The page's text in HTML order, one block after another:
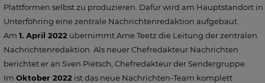
Plattformen selbst zu produzieren. Dafür wird am Hauptstandort in
Unterföhring eine zentrale Nachrichtenredaktion aufgebaut.
Am 1. April 2022 übernimmt Arne Teetz die Leitung der zentralen
Nachrichtenredaktion. Als neuer Chefredakteur Nachrichten
berichtet er an Sven Pietsch, Chefredakteur der Sendergruppe.
Im Oktober 2022 ist das neue Nachrichten-Team komplett